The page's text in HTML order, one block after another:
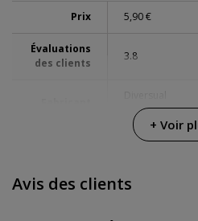
Prix
5,90 €
Évaluations
des clients
3.8
Basics
Diversual
Couleur Noir
+ Voir
Avis des clients